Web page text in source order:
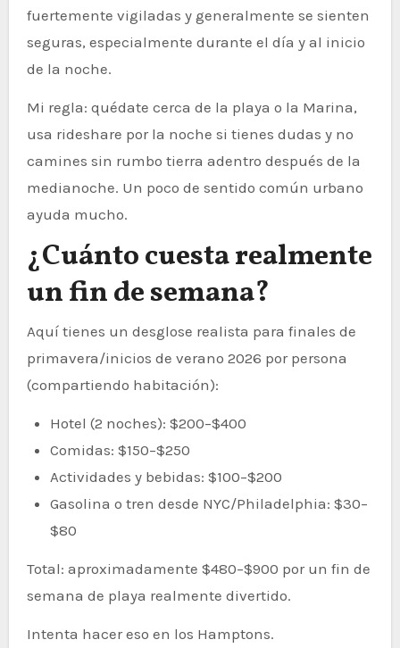
fuertemente vigiladas y generalmente se sienten
seguras, especialmente durante el día y al inicio
de la noche.
Mi regla: quédate cerca de la playa o la Marina,
usa rideshare por la noche si tienes dudas y no
camines sin rumbo tierra adentro después de la
medianoche. Un poco de sentido común urbano
ayuda mucho.
¿Cuánto cuesta realmente
un fin de semana?
Aquí tienes un desglose realista para finales de
primavera/inicios de verano 2026 por persona
(compartiendo habitación):
Hotel (2 noches): $200–$400
Comidas: $150–$250
Actividades y bebidas: $100–$200
Gasolina o tren desde NYC/Philadelphia: $30–
$80
Total: aproximadamente $480–$900 por un fin de
semana de playa realmente divertido.
Intenta hacer eso en los Hamptons.